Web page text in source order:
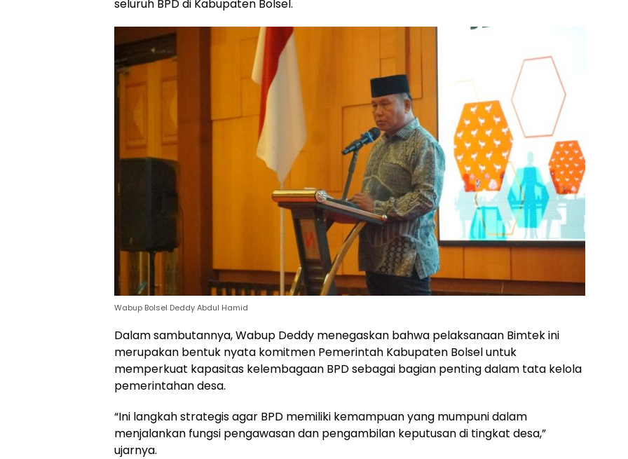
seluruh BPD di Kabupaten Bolsel.
Wabup Bolsel Deddy Abdul Hamid
Dalam sambutannya, Wabup Deddy menegaskan bahwa pelaksanaan Bimtek ini
merupakan bentuk nyata komitmen Pemerintah Kabupaten Bolsel untuk
memperkuat kapasitas kelembagaan BPD sebagai bagian penting dalam tata kelola
pemerintahan desa.
“Ini langkah strategis agar BPD memiliki kemampuan yang mumpuni dalam
menjalankan fungsi pengawasan dan pengambilan keputusan di tingkat desa,”
ujarnya.